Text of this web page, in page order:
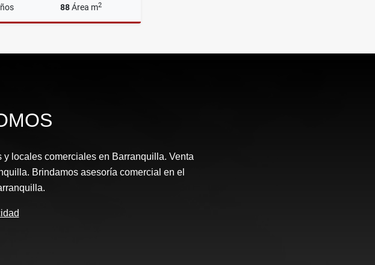
88Área m2
$2.485.000
locales comerciales en Barranquilla. Venta
Brindamos asesoría comercial en el